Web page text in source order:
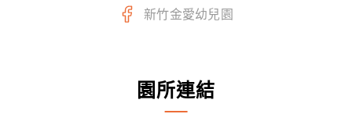
新竹金愛幼兒園
園所連結